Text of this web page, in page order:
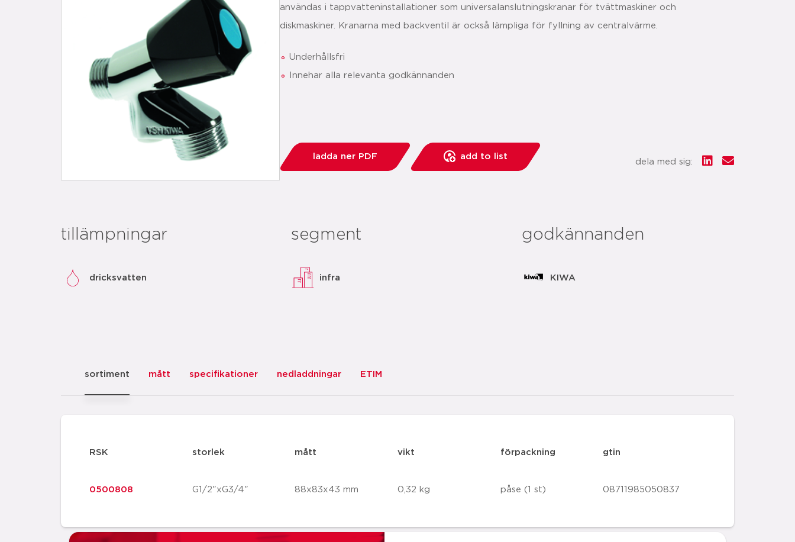
användas i tappvatteninstallationer som universalanslutningskranar för tvättmaskiner och
diskmaskiner. Kranarna med backventil är också lämpliga för fyllning av centralvärme.
Underhållsfri
Innehar alla relevanta godkännanden
ladda ner PDF add to list
dela med sig:
tillämpningar
dricksvatten
segment
infra
godkännanden
KIWA
sortiment mått specifikationer nedladdningar ETIM
RSK storlek mått vikt förpackning gtin
0500808 G1/2"xG3/4" 88x83x43 mm 0,32 kg påse (1 st) 08711985050837